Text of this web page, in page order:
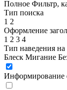
Полное Фильтр,
Тип поиска
1 2
Оформление
1 2 3 4
Тип наведения на
Блеск Мигание
Информирование